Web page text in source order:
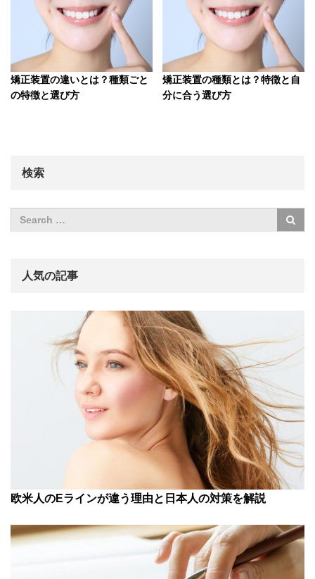
矯正装置の違いとは？種類ごと
の特徴と選び方
矯正装置の種類とは？特徴と自
分に合う選び方
検索
人気の記事
欧米人のEラインが違う理由と日本人の対策を解説